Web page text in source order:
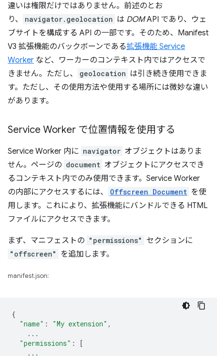
違いは権限だけではありません。前述のとお
り、
navigator.geolocation は DOMAPI であり、ウェ
ブサイトを構成する API の一部です。そのため、Manifest
V3 拡張機能のバックボーンである拡張機能 Service
Worker など、ワーカーのコンテキスト内ではアクセスで
きません。ただし、
geolocation は引き続き使用できま
す。ただし、その使用方法や使用する場所には微妙な違い
があります。
Service Worker で位置情報を使用する
Service Worker 内に navigator オブジェクトはありま
せん。ページの document オブジェクトにアクセスでき
るコンテキスト内でのみ使用できます。Service Worker
の内部にアクセスするには、
Offscreen Document を使
用します。これにより、拡張機能にバンドルできる HTML
ファイルにアクセスできます。
まず、マニフェストの "permissions" セクションに
"offscreen" を追加します。
manifest.json:
{
"name" : "My extension" ,
...
"permissions" :
[
...